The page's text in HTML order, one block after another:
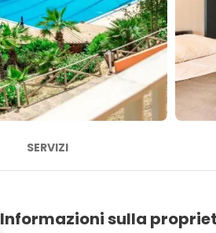
SERVIZI
Informazioni sulla